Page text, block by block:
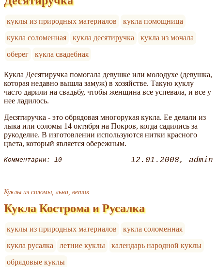
куклы из природных материалов
кукла помощница
кукла соломенная
кукла десятиручка
кукла из мочала
оберег
кукла свадебная
Кукла Десятиручка помогала девушке или молодухе (девушка,
которая недавно вышла замуж) в хозяйстве. Такую куклу
часто дарили на свадьбу, чтобы женщина все успевала, и все у
нее ладилось.
Десятиручка - это обрядовая многорукая кукла. Ее делали из
лыка или соломы 14 октября на Покров, когда садились за
рукоделие. В изготовлении используются нитки красного
цвета, который является обережным.
Комментарии: 10 12.01.2008 admin
Куклы из соломы, льна, веток
Кукла Кострома и Русалка
куклы из природных материалов
кукла соломенная
кукла русалка
летние куклы
календарь народной куклы
обрядовые куклы